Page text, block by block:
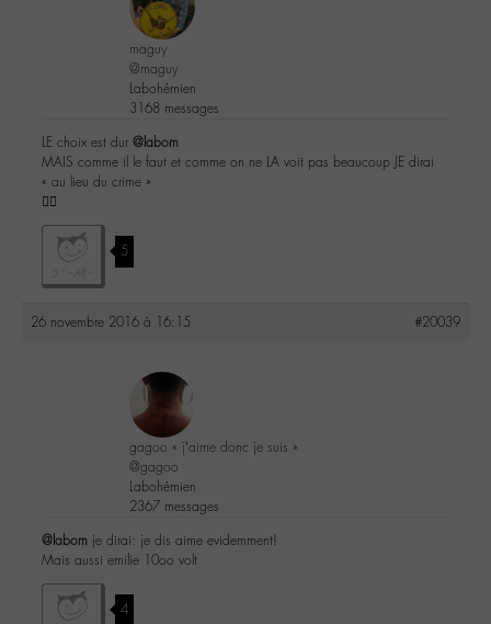
maguy
@maguy
Labohémien
3168 messages
LE choix est dur @labom
MAIS comme il le faut et comme on ne LA voit pas beaucoup JE dirai
« au lieu du crime »
✌🏼️
5
26 novembre 2016 à 16:15 #20039
gagoo « j’aime donc je suis »
@gagoo
Labohémien
2367 messages
@labom je dirai: je dis aime evidemment!
Mais aussi emilie 10oo volt
4